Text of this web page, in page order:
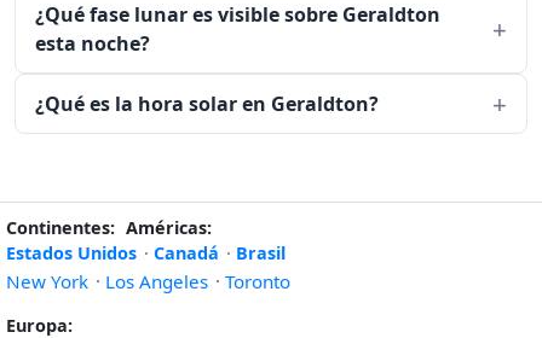
¿Qué fase lunar es visible sobre Geraldton
esta noche?
¿Qué es la hora solar en Geraldton?
Continentes: Américas:
Estados Unidos · Canadá · Brasil
New York · Los Angeles · Toronto
Europa: